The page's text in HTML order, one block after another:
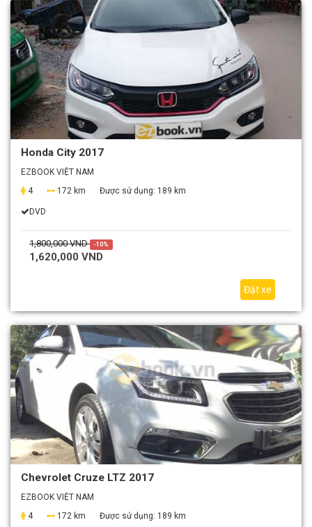
Honda City 2017
EZBOOK VIỆT NAM
4
172 km Được sử dụng: 189 km
DVD
1,800,000 VND -10%
1,620,000 VND
Đặt xe
Chevrolet Cruze LTZ 2017
EZBOOK VIỆT NAM
4
172 km Được sử dụng: 189 km